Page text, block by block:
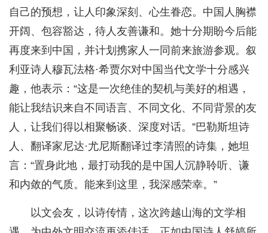
自己的预想，让人印象深刻、心生眷恋。中国人胸襟
开阔、包容豁达，待人友善谦和。她十分期盼今后能
再度来到中国，并计划携家人一同前来旅游参观。叙
利亚诗人穆瓦法格·希贾尔对中国当代文学十分感兴
趣，他表示：“这是一次绝佳的契机与美好的相遇，
能让我结识来自不同语言、不同文化、不同背景的友
人，让我们得以相聚畅谈、深度对话。”巴勒斯坦诗
人、翻译家尼达·尤尼斯翻译过李清照的诗集，她坦
言：“置身此地，最打动我的是中国人沉静聆听、谦
和内敛的气质。能来到这里，我深感荣幸。”
以文会友，以诗传情，这次跨越山海的文学相